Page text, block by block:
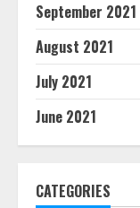
September 2021
August 2021
July 2021
June 2021
CATEGORIES